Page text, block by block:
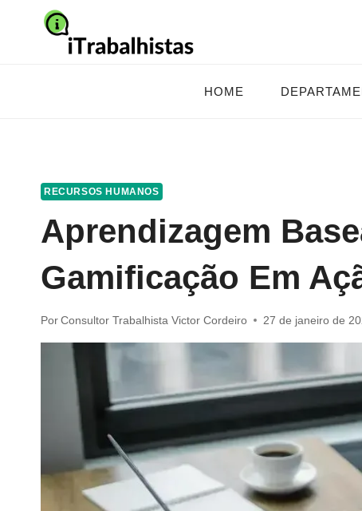
HOME
RECURSOS HUMANOS
Aprendizagem
Gamificação Em
Por Consultor Trabalhista Victor Cordeiro 27 de janeiro de